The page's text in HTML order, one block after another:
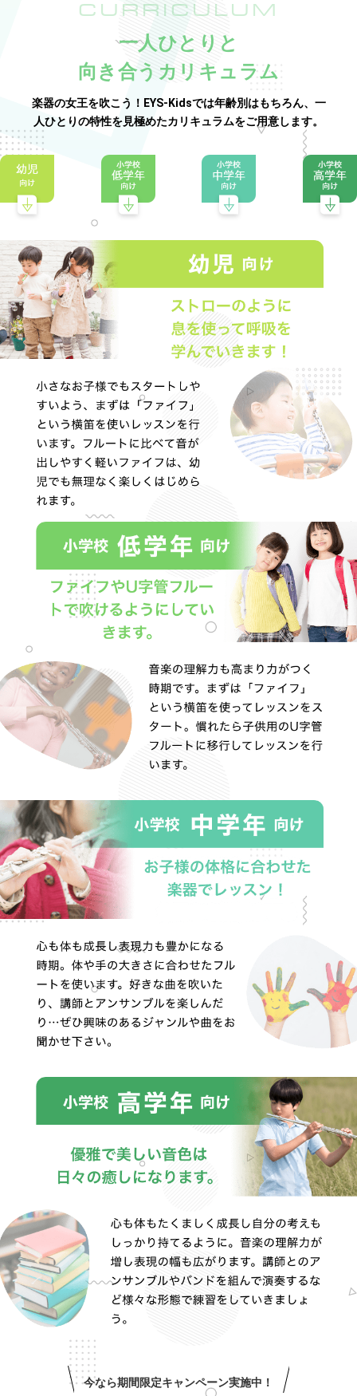
CURRICULUM
一人ひとりと
向き合うカリキュラム
楽器の女王を吹こう！EYS-Kidsでは年齢別はもちろん、一
人ひとりの特性を見極めたカリキュラムをご用意します。
今なら期間限定キャンペーン実施中！